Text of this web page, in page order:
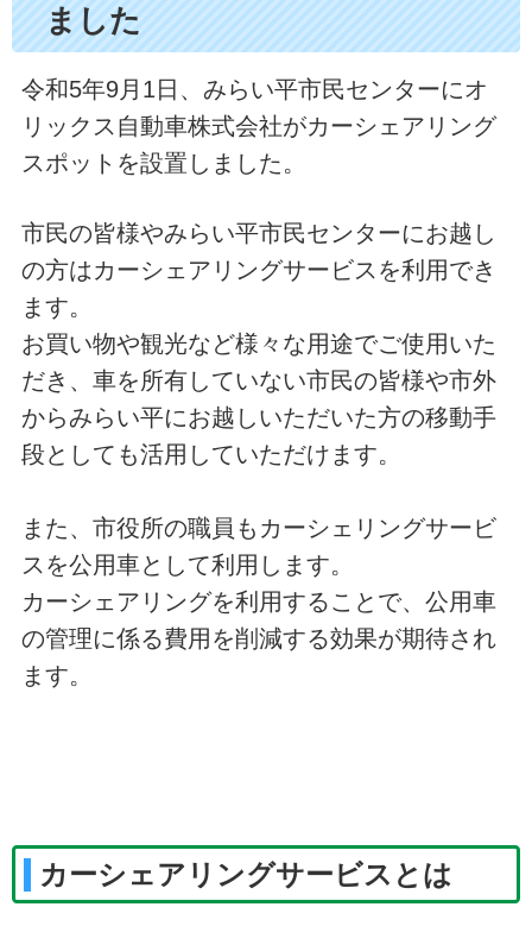
ました
令和5年9月1日、みらい平市民センターにオ
リックス自動車株式会社がカーシェアリング
スポットを設置しました。
市民の皆様やみらい平市民センターにお越し
の方はカーシェアリングサービスを利用でき
ます。
お買い物や観光など様々な用途でご使用いた
だき、車を所有していない市民の皆様や市外
からみらい平にお越しいただいた方の移動手
段としても活用していただけます。
また、市役所の職員もカーシェリングサービ
スを公用車として利用します。
カーシェアリングを利用することで、公用車
の管理に係る費用を削減する効果が期待され
ます。
カーシェアリングサービスとは